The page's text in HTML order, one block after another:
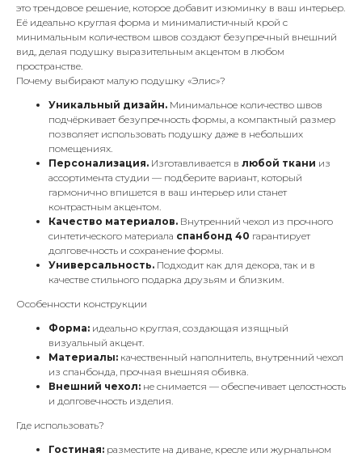
это трендовое решение, которое добавит изюминку в ваш интерьер.
Её идеально круглая форма и минималистичный крой с
минимальным количеством швов создают безупречный внешний
вид, делая подушку выразительным акцентом в любом
пространстве.
Почему выбирают малую подушку «Элис»?
Уникальный дизайн. Минимальное количество швов
подчёркивает безупречность формы, а компактный размер
позволяет использовать подушку даже в небольших
помещениях.
Персонализация. Изготавливается в любой ткани из
ассортимента студии — подберите вариант, который
гармонично впишется в ваш интерьер или станет
контрастным акцентом.
Качество материалов. Внутренний чехол из прочного
синтетического материала спанбонд 40 гарантирует
долговечность и сохранение формы.
Универсальность. Подходит как для декора, так и в
качестве стильного подарка друзьям и близким.
Особенности конструкции
Форма: идеально круглая, создающая изящный
визуальный акцент.
Материалы: качественный наполнитель, внутренний чехол
из спанбонда, прочная внешняя обивка.
Внешний чехол: не снимается — обеспечивает целостность
и долговечность изделия.
Где использовать?
Гостиная: разместите на диване, кресле или журнальном